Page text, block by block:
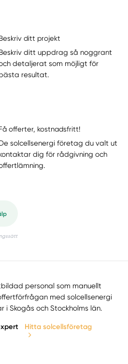
ditt projekt
ditt uppdrag så noggrant
detaljerat som möjligt för
resultat.
offerter, kostnadsfritt!
solcellsenergi företag du valt ut
dig för rådgivning och
personal som manuellt
med solcellsenergi
i Skogås och Stockholms län.
Hitta solcellsföretag